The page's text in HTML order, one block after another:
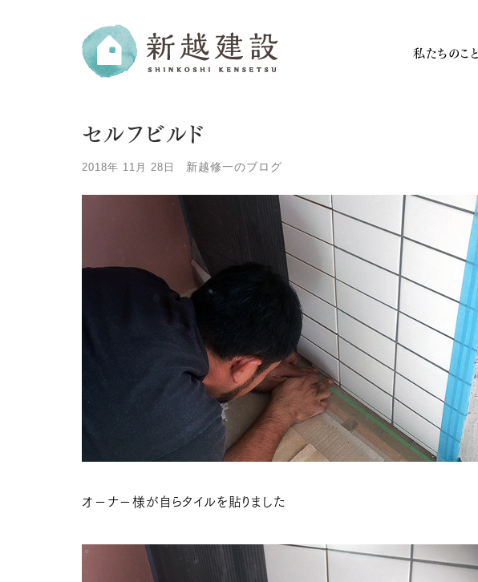
私たちのこと
セルフビルド
2018年 11月 28日 新越修一のブログ
オ－ナ－様が自らタイルを貼りました